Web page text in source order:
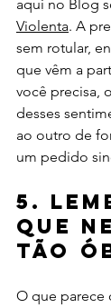
aqui no Blog
Violenta. A
sem rotular,
que vêm a
você precisa,
desses
ao outro de
um pedido
5.
que
tão
O que parece